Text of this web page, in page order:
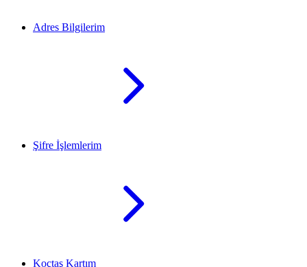
Adres Bilgilerim
Şifre İşlemlerim
Koçtaş Kartım